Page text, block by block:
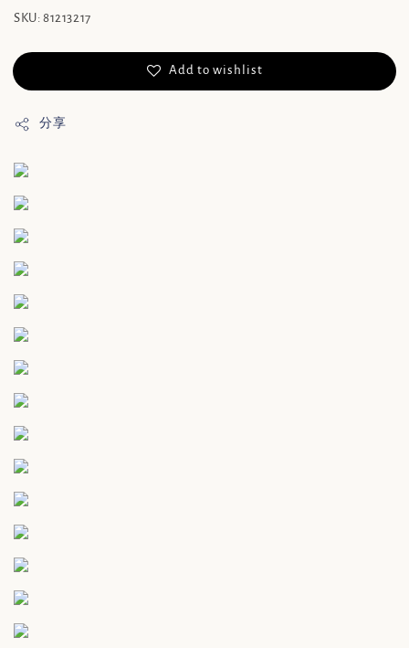
SKU: 81213217
Add to wishlist
分享